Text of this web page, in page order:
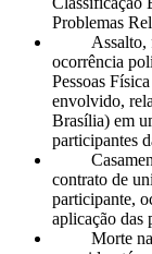
Problemas
Assalto,
ocorrência
Pessoas
envolvido,
Brasília) em
participantes
contrato de
participante,
aplicação das
Morte na